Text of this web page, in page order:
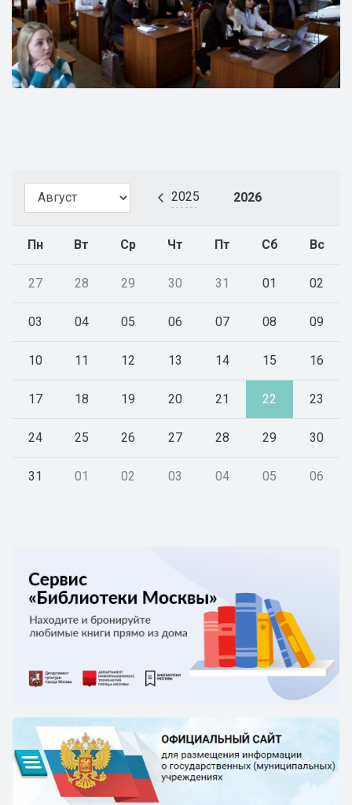
2025 2026
Пн Вт Ср Чт Пт Сб Вс
27 28 29 30 31 01 02
03 04 05 06 07 08 09
10 11 12 13 14 15 16
17 18 19 20 21 22 23
24 25 26 27 28 29 30
31 01 02 03 04 05 06